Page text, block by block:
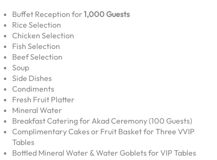
Buffet Reception for 1,000 Guests
Rice Selection
Chicken Selection
Fish Selection
Beef Selection
Soup
Side Dishes
Condiments
Fresh Fruit Platter
Mineral Water
Breakfast Catering for Akad Ceremony (100 Guests)
Complimentary Cakes or Fruit Basket for Three VVIP
Tables
Bottled Mineral Water & Water Goblets for VIP Tables